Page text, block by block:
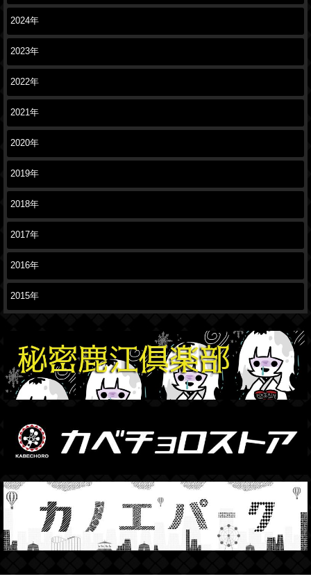
2024年
2023年
2022年
2021年
2020年
2019年
2018年
2017年
2016年
2015年